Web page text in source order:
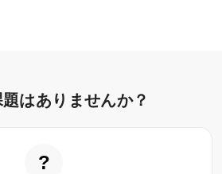
はありませんか？
?